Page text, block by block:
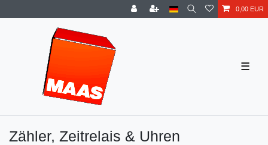
0,00 EUR
☰
Zähler, Zeitrelais & Uhren